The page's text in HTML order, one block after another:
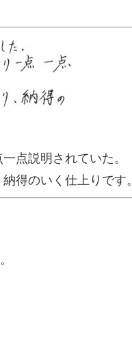
点説明されていた。
得のいく仕上りです